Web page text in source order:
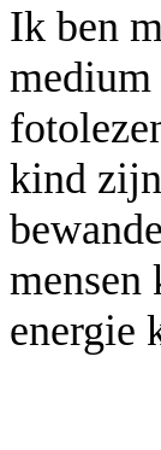
Ik ben
medium
kind
mensen
energie